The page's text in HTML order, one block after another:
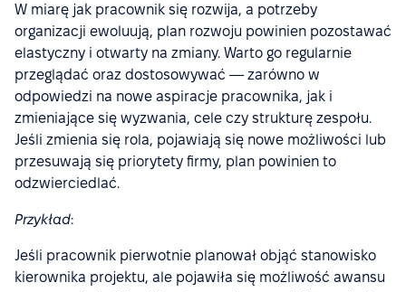
W miarę jak pracownik się rozwija, a potrzeby
organizacji ewoluują, plan rozwoju powinien pozostawać
elastyczny i otwarty na zmiany. Warto go regularnie
przeglądać oraz dostosowywać — zarówno w
odpowiedzi na nowe aspiracje pracownika, jak i
zmieniające się wyzwania, cele czy strukturę zespołu.
Jeśli zmienia się rola, pojawiają się nowe możliwości lub
przesuwają się priorytety firmy, plan powinien to
odzwierciedlać.
Przykład:
Jeśli pracownik pierwotnie planował objąć stanowisko
kierownika projektu, ale pojawiła się możliwość awansu